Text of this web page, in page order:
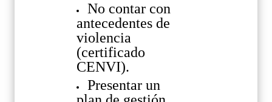
No contar con
antecedentes de
violencia
(certificado
CENVI).
Presentar un